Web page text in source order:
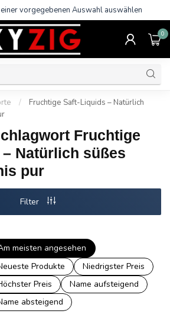
vorgegebenen Auswahl auswählen
0
/
Fruchtige Saft-Liquids – Natürlich
Fruchtige
Natürlich süßes
pur
Filter
meisten angesehen
Produkte
Niedrigster Preis
Preis
Name aufsteigend
absteigend